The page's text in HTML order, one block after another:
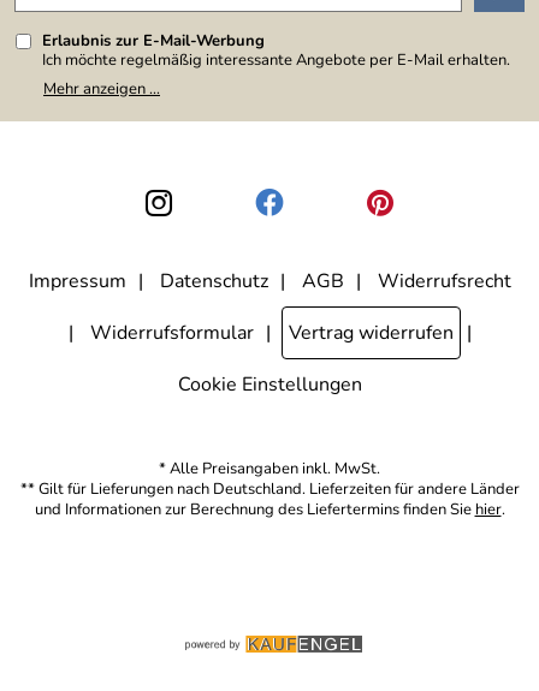
Erlaubnis zur E-Mail-Werbung
Ich möchte regelmäßig interessante Angebote per E-Mail erhalten.
Meine E-Mail-Adresse wird nicht an andere Unternehmen
weitergegeben. Zu statistischen Zwecken wird in anonymer Form
den Link "Abmelden" am Ende des Newsletters anklicke. Die
Datenschutzerklärung
habe ich zur Kenntnis genommen.
Mehr anzeigen ...
Impressum Datenschutz AGB
Widerrufsrecht
Widerrufsformular
Vertrag widerrufen
Cookie Einstellungen
* Alle Preisangaben inkl. MwSt.
** Gilt für Lieferungen nach Deutschland. Lieferzeiten für andere Länder
und Informationen zur Berechnung des Liefertermins finden Sie hier.